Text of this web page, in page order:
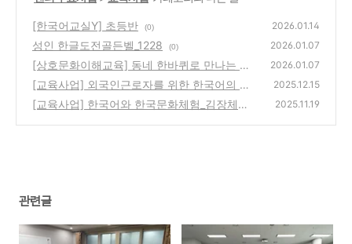
[한국어교실Y] 초등반 (0) 2026.01.14
성인 한글도전골든벨_1228 (0) 2026.01.07
[상호문화이해교육] 동네 한바퀴로 만나는 세
계_251218/22/23
(0)
2026.01.07
[교육사업] 외국인근로자를 위한 한국어의 올
바른 교육은 무엇일까요?_20251214
(0)
2025.12.15
[교육사업] 한국어와 한국문화체험_김장체험_
2025.11.19
관련글